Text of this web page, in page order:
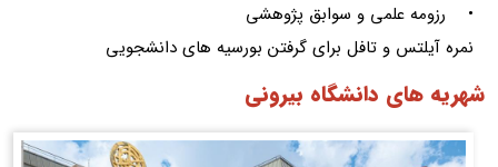
• رزومه علمی و سوابق پژوهشی
نمره آیلتس و تافل برای گرفتن بورسیه های دانشجویی
شهریه های دانشگاه بیرونی